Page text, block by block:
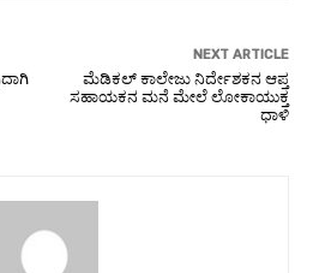
NEXT ARTICLE
ಮೆಡಿಕಲ್ ಕಾಲೇಜು ನಿರ್ದೇಶಕನ ಆಪ್ತ
ಸಹಾಯಕನ ಮನೆ ಮೇಲೆ ಲೋಕಾಯುಕ್ತ
ಧಾಳಿ